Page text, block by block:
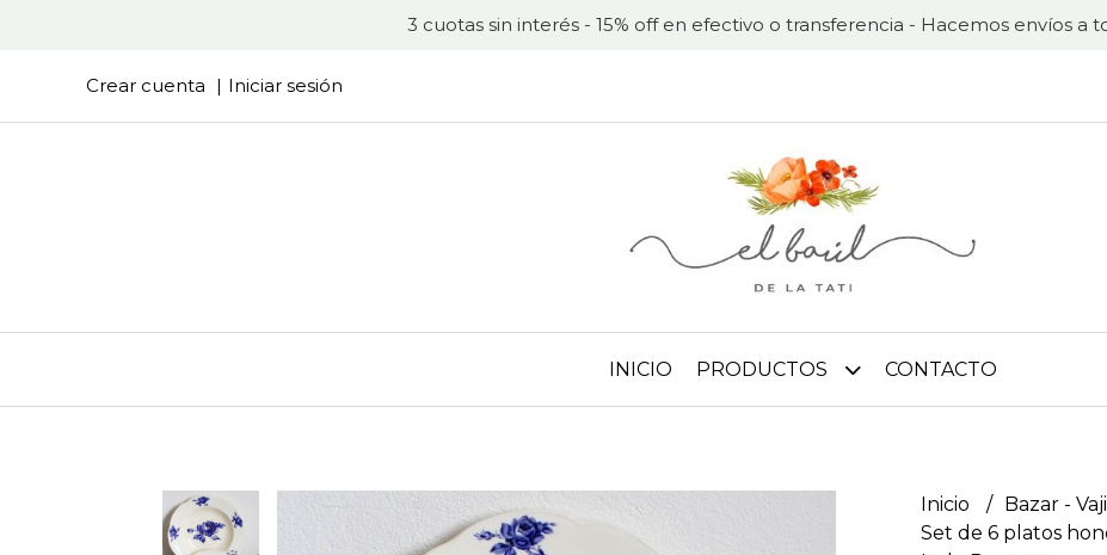
3 cuotas sin interés - 15% off en efectivo o transferencia - Hacemos envíos a
Crear cuenta Iniciar sesión
INICIO PRODUCTOS CONTACTO
Inicio
Bazar -
Set de 6 platos